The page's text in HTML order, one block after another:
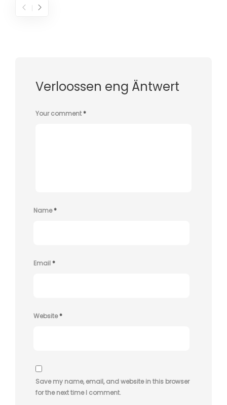
Verloossen eng Äntwert
Your comment*
Name*
Email*
Website*
Save my name, email, and website in this browser
for the next time I comment.